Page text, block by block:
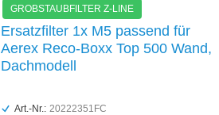
GROBSTAUBFILTER Z-LINE
Ersatzfilter 1x M5 passend für
Aerex Reco-Boxx Top 500 Wand,
Dachmodell
Art.-Nr.: 20222351FC